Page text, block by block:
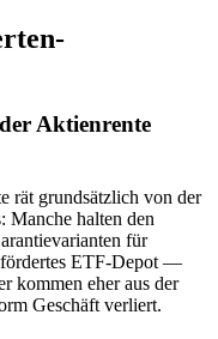
Aktienrente
rät grundsätzlich von der
halten den
für
ETF-Depot —
kommen eher aus der
Geschäft verliert.